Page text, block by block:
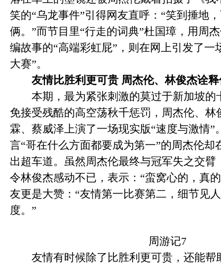
笑的“乌龙事件”引得网友直呼：“笑到捶地
俩。”而节目里“行走的词典”杜国璋，用周
编故事的“高端彩虹屁”，则在网上引发了一
大赛”。
友情比胜利更可贵 周杰伦、林俊杰诠
本期，最为紧张刺激的莫过于新加坡的
免接受残酷的高空荡秋千惩罚，周杰伦、林
霖、蔡威泽上演了一场现实版“速度与激情”
言“哥在什么方面都要成为第一”的周杰伦却
出超车道。虽然周杰伦最终与冠军失之交臂
令林俊杰感动不已，表示：“蛮窝心的，真
友更是大赞：“友情第一比赛第二，细节见
度。”
周游记7
友情有时候除了比胜利更可贵，还能帮